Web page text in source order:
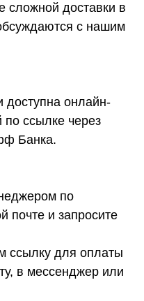
сложной доставки в
с нашим
доступна онлайн-
по ссылке через
Банка.
по
почте и запросите
ссылку для оплаты
в мессенджер или